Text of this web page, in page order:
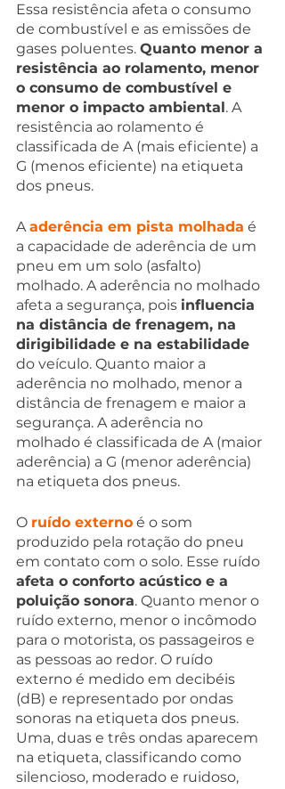
Essa resistência afeta o consumo
de combustível e as emissões de
gases poluentes. Quanto menor a
resistência ao rolamento, menor
o consumo de combustível e
menor o impacto ambiental . A
resistência ao rolamento é
classificada de A (mais eficiente) a
G (menos eficiente) na etiqueta
dos pneus.
A aderência em pista molhada é
a capacidade de aderência de um
pneu em um solo (asfalto)
molhado. A aderência no molhado
afeta a segurança, pois influencia
na distância de frenagem, na
dirigibilidade e na estabilidade
do veículo. Quanto maior a
aderência no molhado, menor a
distância de frenagem e maior a
segurança. A aderência no
molhado é classificada de A (maior
aderência) a G (menor aderência)
na etiqueta dos pneus.
O ruído externo é o som
produzido pela rotação do pneu
em contato com o solo. Esse ruído
afeta o conforto acústico e a
poluição sonora. Quanto menor o
ruído externo, menor o incômodo
para o motorista, os passageiros e
as pessoas ao redor. O ruído
externo é medido em decibéis
(dB) e representado por ondas
sonoras na etiqueta dos pneus.
Uma, duas e três ondas aparecem
na etiqueta, classificando como
silencioso, moderado e ruidoso,